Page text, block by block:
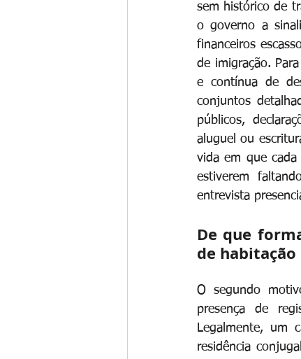
sem histórico de
o governo a
financeiros
de imigração.
e contínua de
conjuntos
públicos,
aluguel ou
vida em que cada
estiverem
entrevista
De que
de
O segundo
presença de
Legalmente, um
residência